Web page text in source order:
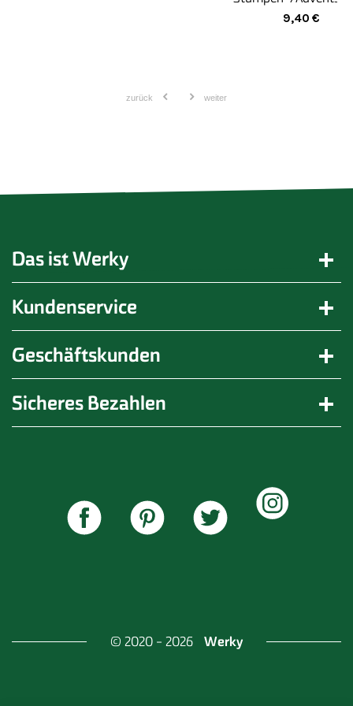
zurück weiter
Das ist Werky
Kundenservice
Geschäftskunden
Sicheres Bezahlen
© 2020 - 2026 Werky